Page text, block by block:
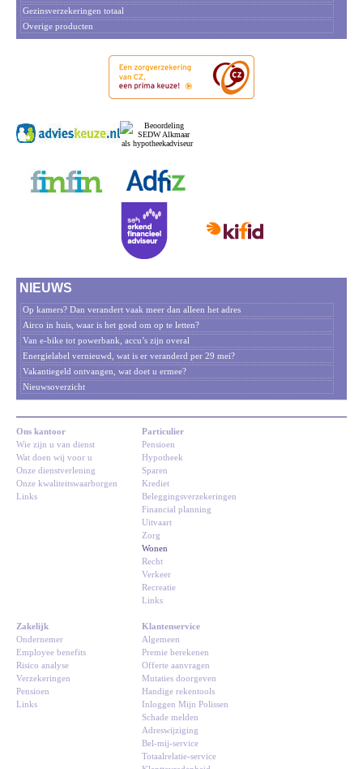
Gezinsverzekeringen totaal
Overige producten
NIEUWS
Op kamers? Dan verandert vaak meer dan alleen het adres
Airco in huis, waar is het goed om op te letten?
Van e-bike tot powerbank, accu’s zijn overal
Energielabel vernieuwd, wat is er veranderd per 29 mei?
Vakantiegeld ontvangen, wat doet u ermee?
Nieuwsoverzicht
Ons kantoor
Wie zijn u van dienst
Wat doen wij voor u
Onze dienstverlening
Onze kwaliteitswaarborgen
Links
Particulier
Pensioen
Hypotheek
Sparen
Krediet
Beleggingsverzekeringen
Financial planning
Uitvaart
Zorg
Wonen
Recht
Verkeer
Recreatie
Links
Zakelijk
Ondernemer
Employee benefits
Risico analyse
Verzekeringen
Pensioen
Links
Klantenservice
Algemeen
Premie berekenen
Offerte aanvragen
Mutaties doorgeven
Handige rekentools
Inloggen Mijn Polissen
Schade melden
Adreswijziging
Bel-mij-service
Totaalrelatie-service